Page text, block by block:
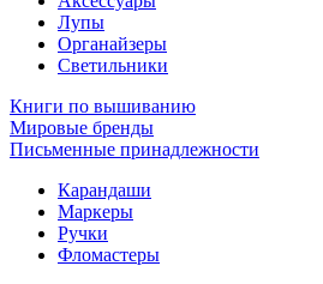
Лупы
Органайзеры
Светильники
Книги по вышиванию
Мировые бренды
Письменные принадлежности
Карандаши
Маркеры
Ручки
Фломастеры